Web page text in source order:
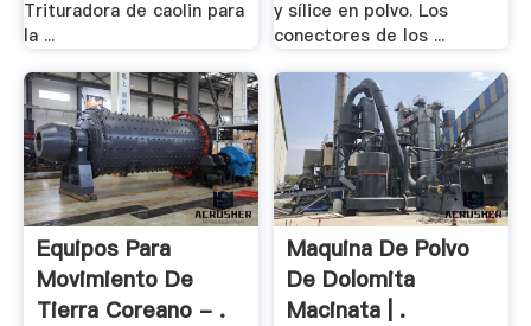
Trituradora de caolin para
la ...
y sílice en polvo. Los
conectores de los ...
Equipos Para
Movimiento De
Tierra Coreano - .
Maquina De Polvo
De Dolomita
Macinata | .